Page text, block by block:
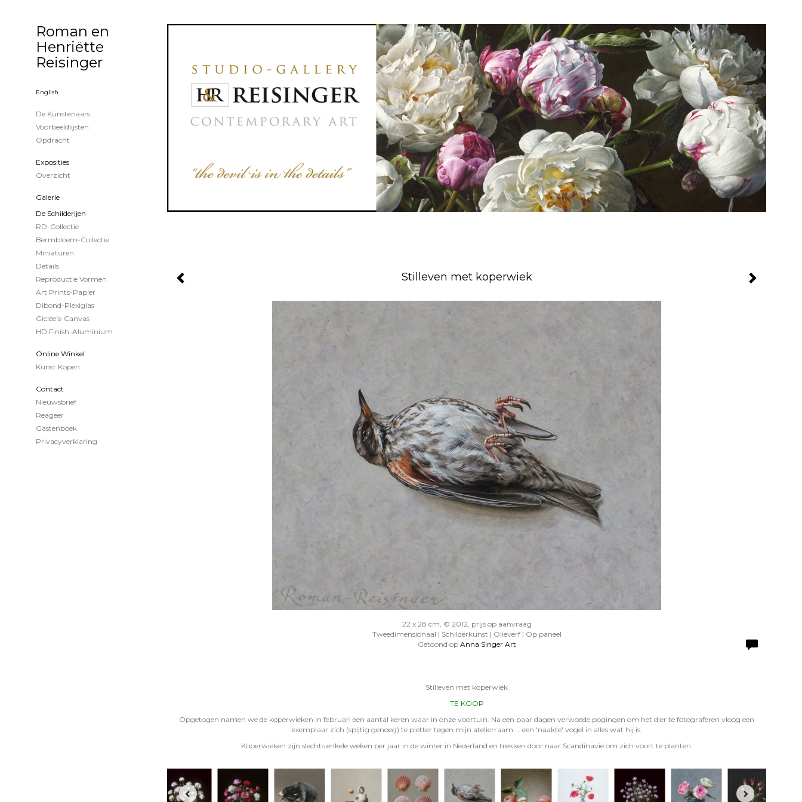
Stilleven met koperwiek
22 x 28 cm, © 2012, prijs op aanvraag
Tweedimensionaal | Schilderkunst | Olieverf | Op paneel
Getoond op Anna Singer Art
Stilleven met koperwiek
TE KOOP
Opgetogen namen we de koperwieken in februari een aantal keren waar in onze voortuin. Na een paar dagen verwoede pogingen om het dier te fotograferen vloog een
exemplaar zich (spijtig genoeg) te pletter tegen mijn atelierraam.... een 'naakte' vogel in alles wat hij is.
Koperwieken zijn slechts enkele weken per jaar in de winter in Nederland en trekken door naar Scandinavië om zich voort te planten.
Roman en
Henriëtte
Reisinger
English
De Kunstenaars
Voorbeeldlijsten
Opdracht
Exposities
Overzicht
Galerie
De Schilderijen
RD-Collectie
Bermbloem-Collectie
Miniaturen
Details
Reproductie Vormen
Art Prints-Papier
Dibond-Plexiglas
Giclée's-Canvas
HD Finish-Aluminium
Online Winkel
Kunst Kopen
Contact
Nieuwsbrief
Reageer
Gastenboek
Privacyverklaring